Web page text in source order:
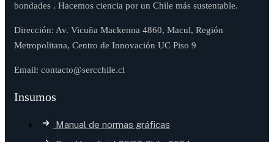
bondades . Hacemos ciencia por un Chile más sustentable.
Dirección: Av. Vicuña Mackenna 4860, Macul, Región
Metropolitana, Centro de Innovación UC Piso 9
Email: contacto@sercchile.cl
Insumos
Manual de normas gráficas